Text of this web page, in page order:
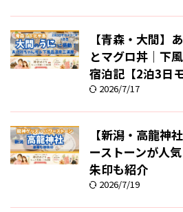
【青森・大間】
とマグロ丼｜下
宿泊記【2泊3日
2026/7/17
【新潟・高龍神
ーストーンが人
朱印も紹介
2026/7/19